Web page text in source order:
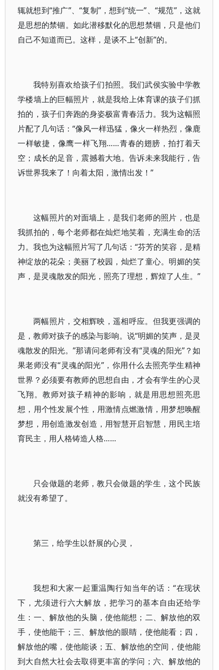
辄就想到“推广”、“复制”，想到“统一”、“规范”，这就
是思想的禁锢。如此潜移默化的思想禁锢，只是他们
自己不知道而已。这样，是谈不上“创新”的。
我特别喜欢给孩子们拍照。我们武侯实验中学教
学楼墙上的巨幅照片，就是我给上体育课的孩子们抓
拍的，孩子们奔跑的身姿极富青春活力。我为这幅照
片配了几句话：“像风一样迅猛，像火一样热烈，像鹿
一样敏捷，像鹰一样飞翔……青春的翅膀，拍打着天
空；成长的足音，震撼着大地。告诉未来我能行，告
诉世界我来了！向着太阳，激情出发！”
这幅照片的对面墙上，是我们老师的照片，也是
我抓拍的，每个老师都在灿烂地笑着，充满生命的活
力。我也为这幅照片写了几句话：“芬芳的笑容，是精
神绽放的花朵；美丽了校园，灿烂了童心。明媚的笑
声，是灵魂散发的阳光，照亮了理想，辉煌了人生。”
两幅照片，交相辉映，遥相呼应。但我更强调的
是，教师对孩子的感染与影响。说“明媚的笑声，是灵
魂散发的阳光。”那请问老师有没有“灵魂的阳光”？如
果老师没有“灵魂的阳光”，你用什么去照亮学生精神
世界？必须要有教师的思想自由，才会有学生的心灵
飞翔。教师对孩子精神的影响，就是用思想照亮思
想，用个性发展个性，用激情点燃激情，用梦想唤醒
梦想，用创造激发创造，用智慧开启智慧，用民主培
育民主，用人格铸造人格……
只会做题的老师，教只会做题的学生，这个民族
就没有希望了。
第三，给学生以舒展的心灵，
我想和大家一起重温陶行知当年的话：“在现状
下，尤须进行六大解放，把学习的基本自由还给学
生：一、解放他的头脑，使他能想；二、解放他的双
手，使他能干；三、解放他的眼睛，使他能看；四，
解放他的嘴，使他能谈；五、解放他的空间，使他能
到大自然大社会去取得更丰富的学问；六、解放他的